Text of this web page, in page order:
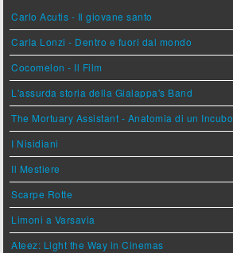
Carlo Acutis - Il giovane santo
Carla Lonzi - Dentro e fuori dal mondo
Cocomelon - Il Film
L'assurda storia della Gialappa's Band
The Mortuary Assistant - Anatomia di un Incubo
I Nisidiani
Il Mestiere
Scarpe Rotte
Limoni a Varsavia
Ateez: Light the Way in Cinemas